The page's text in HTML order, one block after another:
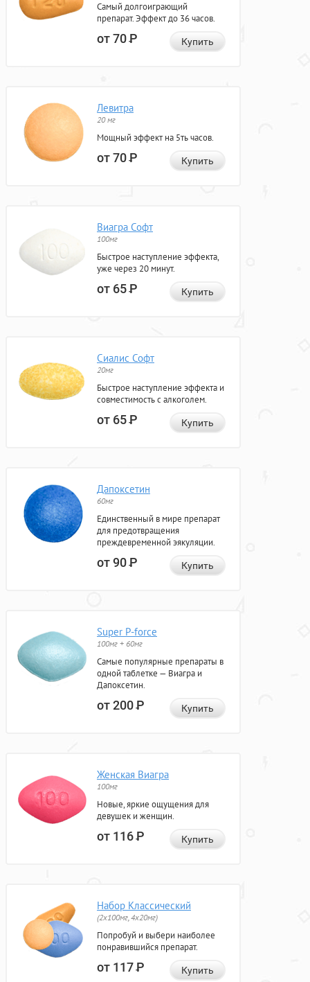
Самый долгоиграющий
препарат. Эффект до 36 часов.
от 70Р Купить
Левитра
20 мг
Мощный эффект на 5ть часов.
от 70Р Купить
Виагра Софт
100мг
Быстрое наступление эффекта,
уже через 20 минут.
от 65Р Купить
Сиалис Софт
20мг
Быстрое наступление эффекта и
совместимость с алкоголем.
от 65Р Купить
Дапоксетин
60мг
Единственный в мире препарат
для предотвращения
преждевременной эякуляции.
от 90Р Купить
Super P-force
100мг + 60мг
Самые популярные препараты в
одной таблетке — Виагра и
Дапоксетин.
от 200Р Купить
Женская Виагра
100мг
Новые, яркие ощущения для
девушек и женщин.
от 116Р Купить
Набор Классический
(2x100мг, 4x20мг)
Попробуй и выбери наиболее
понравившийся препарат.
от 117Р Купить